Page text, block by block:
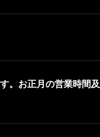
。お正月の営業時間及